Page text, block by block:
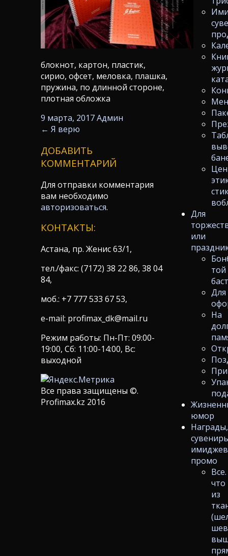
Для
или
той
Для
На
юмор
Награды,
промо
Все.
что
из
блокнот, картон, пластик,
сирио, офсет, меловка, плашка,
пружина, по длинной стороне,
плотная обложка
9 марта, 2017 Админ
← Я верю
ДОБАВИТЬ
КОММЕНТАРИЙ
Для отправки комментария
вам необходимо
авторизоваться.
КОНТАКТЫ:
Астана, пр. Женис 63/1,
тел./факс: (7172) 38 22 86, 38 04
84,
моб.: +7 777 533 67 53,
e-mail: profimax_dk@mail.ru
Режим работы: Пн-Пт: 09:00-
19:00, Сб: 11:00-14:00, Вс:
выходной
Все права защищены ©.
Profimax.kz 2016